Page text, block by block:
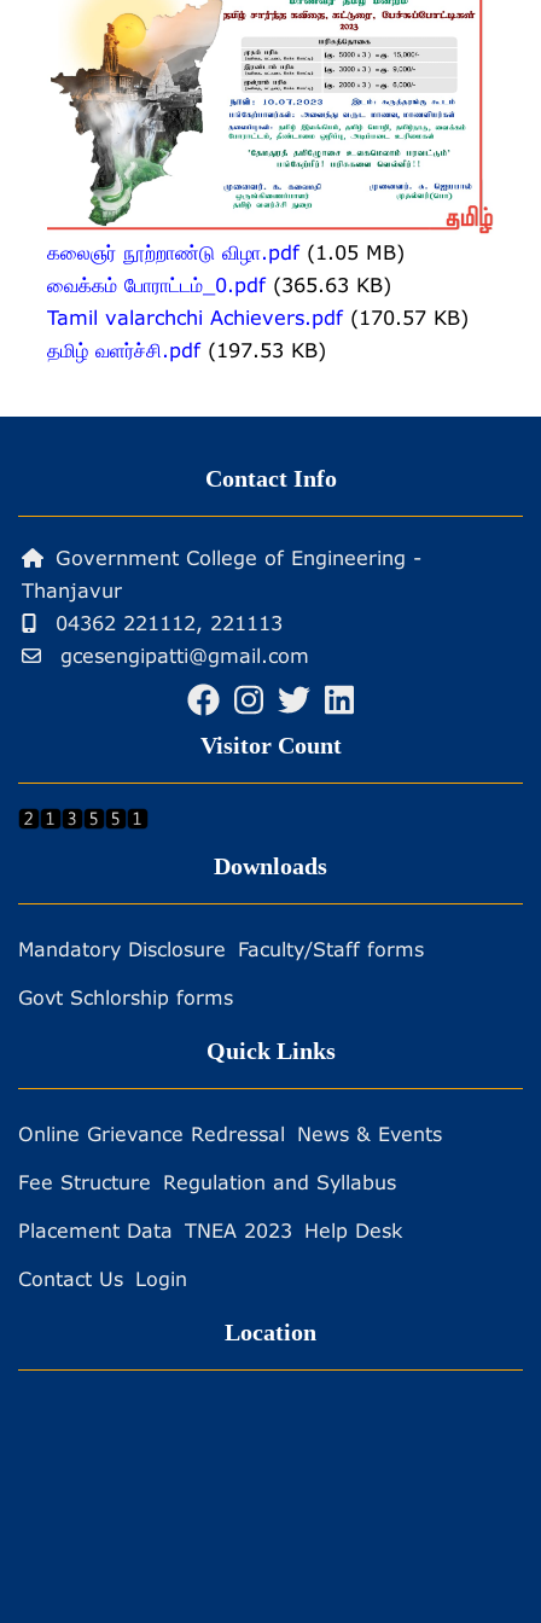
கலைஞர் நூற்றாண்டு விழா.pdf (1.05 MB)
வைக்கம் போராட்டம்_0.pdf (365.63 KB)
Tamil valarchchi Achievers.pdf (170.57 KB)
தமிழ் வளர்ச்சி.pdf (197.53 KB)
Contact Info
Government College of Engineering -
Thanjavur
04362 221112, 221113
gcesengipatti@gmail.com
Visitor Count
Downloads
Mandatory Disclosure Faculty/Staff forms
Govt Schlorship forms
Quick Links
Online Grievance Redressal News & Events
Fee Structure Regulation and Syllabus
Placement Data TNEA 2023 Help Desk
Contact Us Login
Location